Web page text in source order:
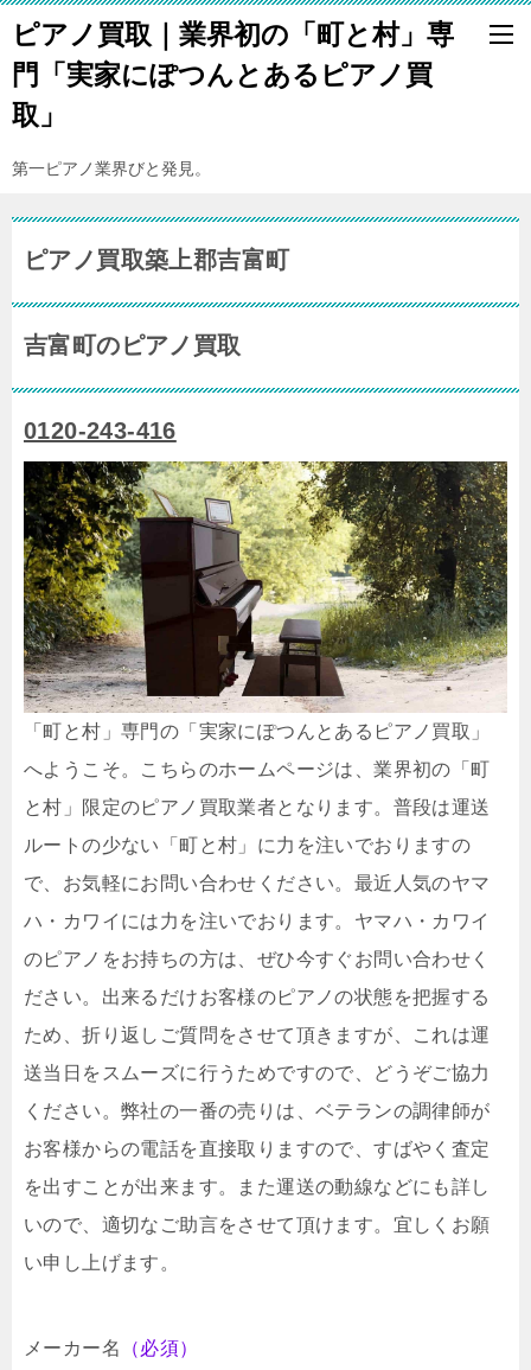
ピアノ買取｜業界初の「町と村」専
門「実家にぽつんとあるピアノ買
取」
第一ピアノ業界びと発見。
ピアノ買取築上郡吉富町
吉富町のピアノ買取
0120-243-416
「町と村」専門の「実家にぽつんとあるピアノ買取」
へようこそ。こちらのホームページは、業界初の「町
と村」限定のピアノ買取業者となります。普段は運送
ルートの少ない「町と村」に力を注いでおりますの
で、お気軽にお問い合わせください。最近人気のヤマ
ハ・カワイには力を注いでおります。ヤマハ・カワイ
のピアノをお持ちの方は、ぜひ今すぐお問い合わせく
ださい。出来るだけお客様のピアノの状態を把握する
ため、折り返しご質問をさせて頂きますが、これは運
送当日をスムーズに行うためですので、どうぞご協力
ください。弊社の一番の売りは、ベテランの調律師が
お客様からの電話を直接取りますので、すばやく査定
を出すことが出来ます。また運送の動線などにも詳し
いので、適切なご助言をさせて頂けます。宜しくお願
い申し上げます。
メーカー名
（必須）